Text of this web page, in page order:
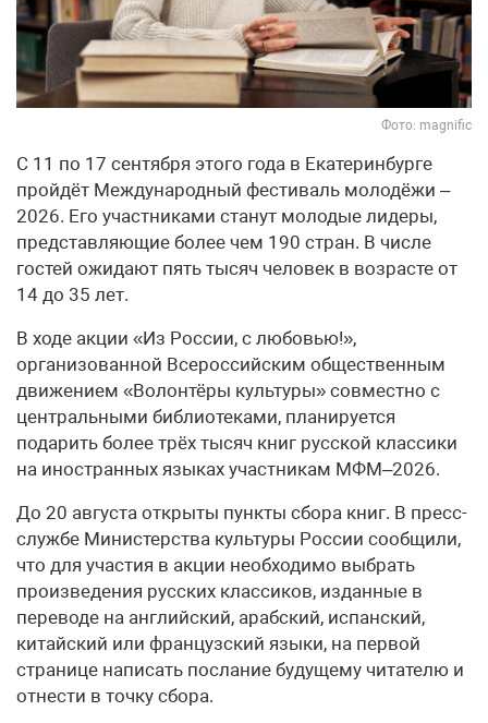
Фото: magnific
С 11 по 17 сентября этого года в Екатеринбурге
пройдёт Международный фестиваль молодёжи –
2026. Его участниками станут молодые лидеры,
представляющие более чем 190 стран. В числе
гостей ожидают пять тысяч человек в возрасте от
14 до 35 лет.
В ходе акции «Из России, с любовью!»,
организованной Всероссийским общественным
движением «Волонтёры культуры» совместно с
центральными библиотеками, планируется
подарить более трёх тысяч книг русской классики
на иностранных языках участникам МФМ–2026.
До 20 августа открыты пункты сбора книг. В пресс-
службе Министерства культуры России сообщили,
что для участия в акции необходимо выбрать
произведения русских классиков, изданные в
переводе на английский, арабский, испанский,
китайский или французский языки, на первой
странице написать послание будущему читателю и
отнести в точку сбора.